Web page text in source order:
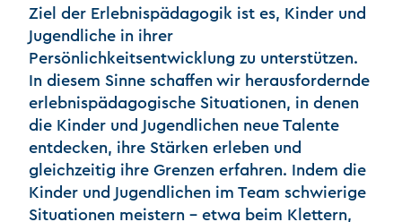
Ziel der Erlebnispädagogik ist es, Kinder und
Jugendliche in ihrer
Persönlichkeitsentwicklung zu unterstützen.
In diesem Sinne schaffen wir herausfordernde
erlebnispädagogische Situationen, in denen
die Kinder und Jugendlichen neue Talente
entdecken, ihre Stärken erleben und
gleichzeitig ihre Grenzen erfahren. Indem die
Kinder und Jugendlichen im Team schwierige
Situationen meistern – etwa beim Klettern,